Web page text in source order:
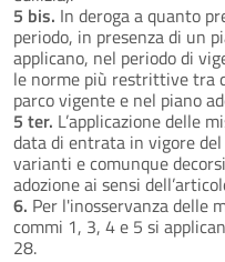
5 bis. In deroga a quanto
periodo, in presenza di un
applicano, nel periodo di
le norme più restrittive tra
parco vigente e nel piano
5 ter. L’applicazione delle
data di entrata in vigore
varianti e comunque
adozione ai sensi
6. Per l'inosservanza delle
commi 1, 3, 4 e 5 si
28.